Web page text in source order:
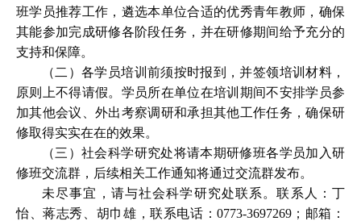
班学员推荐工作，遴选本单位合适的优秀青年教师，确保
其能参加完成研修各阶段任务，并在研修期间给予充分的
支持和保障。
（二）各学员培训前须按时报到，并签领培训材料，
原则上不得请假。学员所在单位在培训期间不安排学员参
加其他会议、外出考察调研和承担其他工作任务，确保研
修取得实实在在的效果。
（三）社会科学研究处将请本期研修班各学员加入研
修班交流群，后续相关工作通知将通过交流群发布。
未尽事宜，请与社会科学研究处联系。联系人：丁
怡、蒋志秀、胡巾雄，联系电话：0773-3697269 ；邮箱：